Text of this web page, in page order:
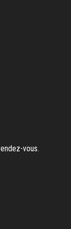
vous.